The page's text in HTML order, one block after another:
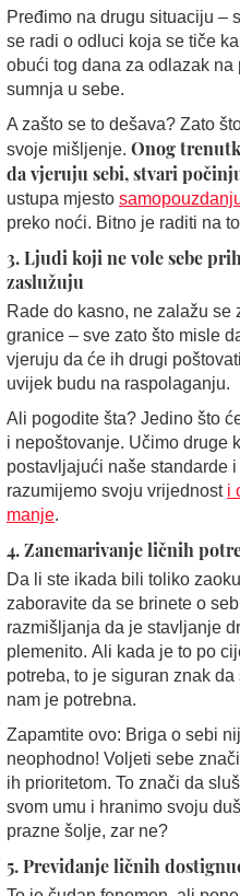
Pređimo na drugu situaciju –
se radi o odluci koja se tiče
obući tog dana za odlazak
sumnja u sebe.
A zašto se to dešava? Zato
svoje mišljenje. Onog
da vjeruju sebi, stvari
ustupa mjesto
preko noći. Bitno je raditi na
3.Ljudi koji ne vole sebe
zaslužuju
Rade do kasno, ne zalažu se
granice – sve zato što misle
vjeruju da će ih drugi
uvijek budu na raspolaganju.
Ali pogodite šta? Jedino što
i nepoštovanje. Učimo druge
postavljajući naše standarde
razumijemo svoju vrijednost i
manje.
4. Zanemarivanje ličnih
Da li ste ikada bili toliko
zaboravite da se brinete o
razmišljanja da je stavljanje
plemenito. Ali kada je to po
potreba, to je siguran znak
nam je potrebna.
Zapamtite ovo: Briga o sebi
neophodno! Voljeti sebe
ih prioritetom. To znači da
svom umu i hranimo svoju
prazne šolje, zar ne?
5. Previđanje ličnih